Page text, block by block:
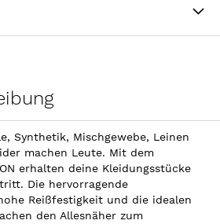
Synthetik, Mischgewebe, Leinen
machen Leute. Mit dem
erhalten deine Kleidungsstücke
Die hervorragende
Reißfestigkeit und die idealen
den Allesnäher zum